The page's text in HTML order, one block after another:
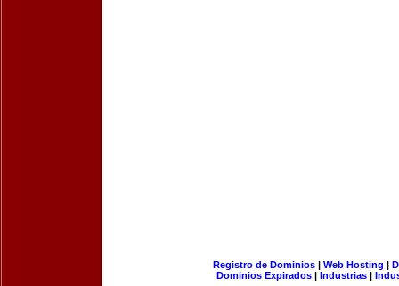
Registro de Dominios| Web Hosting |
Dominios Expirados | Industrias |